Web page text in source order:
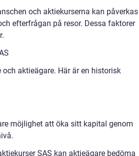
och aktiekurserna kan påverkas
efterfrågan på resor. Dessa faktorer
aktieägare. Här är en historisk
möjlighet att öka sitt kapital genom
SAS kan aktieägare bedöma